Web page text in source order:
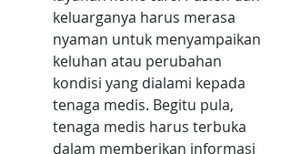
keluarganya harus merasa
nyaman untuk menyampaikan
keluhan atau perubahan
kondisi yang dialami kepada
tenaga medis. Begitu pula,
tenaga medis harus terbuka
dalam memberikan informasi